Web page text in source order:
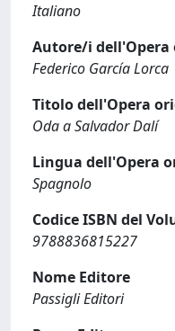
Italiano
Autore/i dell'Opera
Federico García Lorca
Titolo dell'Opera
Oda a Salvador Dalí
Lingua dell'Opera
Spagnolo
Codice ISBN del
9788836815227
Nome Editore
Passigli Editori